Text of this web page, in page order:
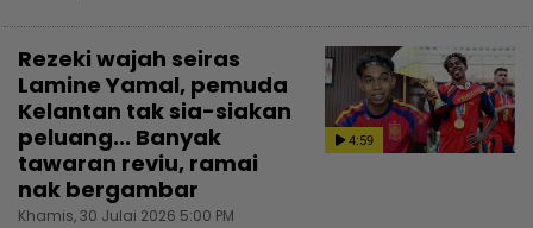
4:59
Rezeki wajah seiras
Lamine Yamal, pemuda
Kelantan tak sia-siakan
peluang... Banyak
tawaran reviu, ramai
nak bergambar
Khamis, 30 Julai 2026 5:00 PM